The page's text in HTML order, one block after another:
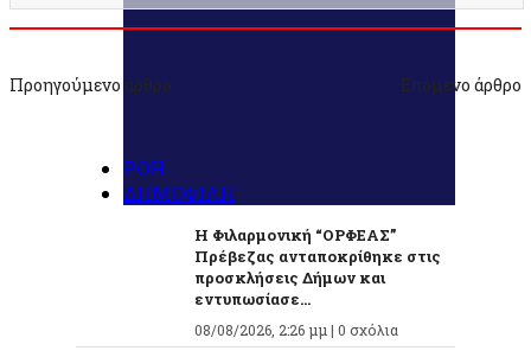
Προηγούμενο άρθρο Επόμενο άρθρο
ΡΟΗ
ΔΗΜΟΦΙΛΗ
Η Φιλαρμονική “ΟΡΦΕΑΣ”
Πρέβεζας ανταποκρίθηκε στις
προσκλήσεις Δήμων και
εντυπωσίασε...
08/08/2026, 2:26 μμ | 0 σχόλια